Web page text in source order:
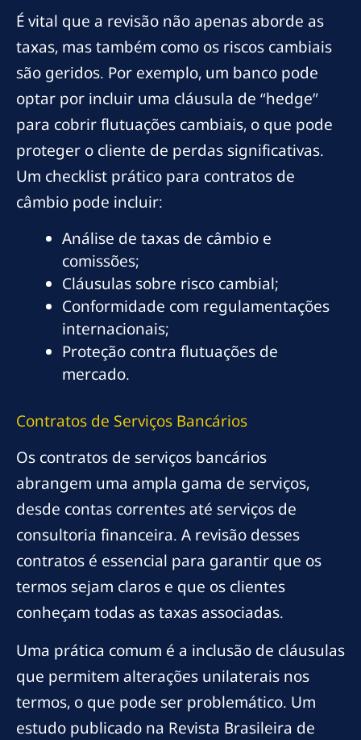
É vital que a revisão não apenas aborde as
taxas, mas também como os riscos cambiais
são geridos. Por exemplo, um banco pode
optar por incluir uma cláusula de “hedge”
para cobrir flutuações cambiais, o que pode
proteger o cliente de perdas significativas.
Um checklist prático para contratos de
câmbio pode incluir:
Análise de taxas de câmbio e
comissões;
Cláusulas sobre risco cambial;
Conformidade com regulamentações
internacionais;
Proteção contra flutuações de
mercado.
Contratos de Serviços Bancários
Os contratos de serviços bancários
abrangem uma ampla gama de serviços,
desde contas correntes até serviços de
consultoria financeira. A revisão desses
contratos é essencial para garantir que os
termos sejam claros e que os clientes
conheçam todas as taxas associadas.
Uma prática comum é a inclusão de cláusulas
que permitem alterações unilaterais nos
termos, o que pode ser problemático. Um
estudo publicado na Revista Brasileira de